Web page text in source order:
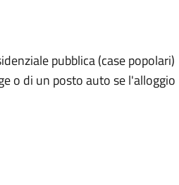
pubblica (case popolari)
o di un posto auto se l'alloggio